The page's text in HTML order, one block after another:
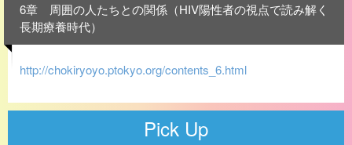
6章 周囲の人たちとの関係（HIV陽性者の視点で読み解く
長期療養時代）
http://chokiryoyo.ptokyo.org/contents_6.html
Pick Up